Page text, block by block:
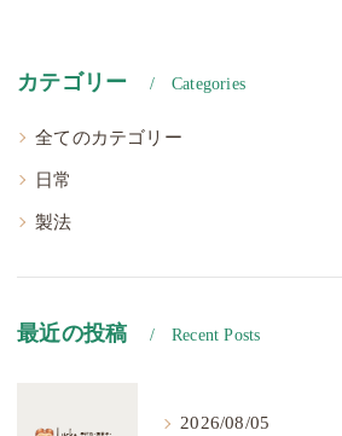
カテゴリー Categories
全てのカテゴリー
日常
製法
最近の投稿 Recent Posts
2026/08/05